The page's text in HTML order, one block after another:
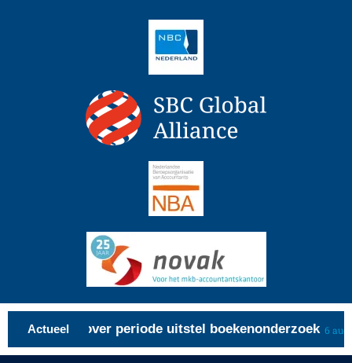
Actueel over periode uitstel boekenonderzoek 6